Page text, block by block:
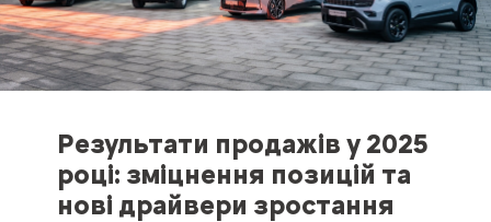
Результати продажів у 2025
році: зміцнення позицій та
нові драйвери зростання